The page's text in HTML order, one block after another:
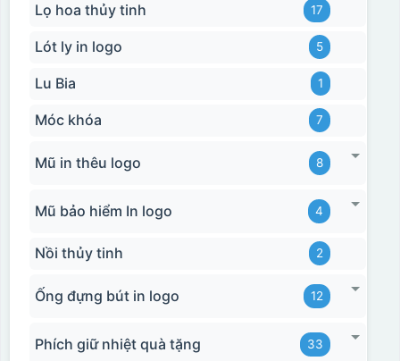
Lọ hoa thủy tinh 17
Lót ly in logo 5
Lu Bia 1
Móc khóa 7
Mũ in thêu logo 8
Mũ bảo hiểm In logo 4
Nồi thủy tinh 2
Ống đựng bút in logo 12
Phích giữ nhiệt quà tặng 33